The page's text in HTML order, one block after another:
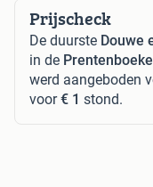
Prijscheck
De duurste Douwe
in de
werd aangeboden
voor€ 1 stond.